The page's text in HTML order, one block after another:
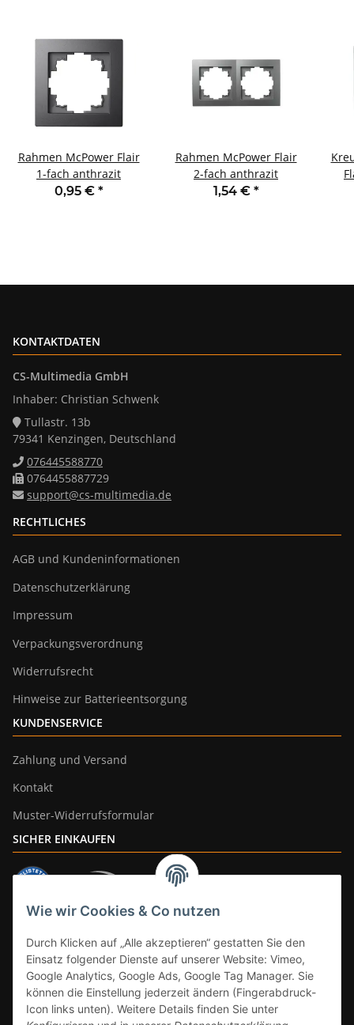
Wie wir Cookies & Co nutzen
Durch Klicken auf „Alle akzeptieren“ gestatten Sie den
Einsatz folgender Dienste auf unserer Website: Vimeo,
Google Analytics, Google Ads, Google Tag Manager. Sie
können die Einstellung jederzeit ändern (Fingerabdruck-
Icon links unten). Weitere Details finden Sie unter
Rahmen McPower Flair
1-fach anthrazit
0,95 € *
Rahmen McPower Flair
2-fach anthrazit
1,54 € *
KONTAKTDATEN
CS-Multimedia GmbH
Inhaber: Christian Schwenk
Tullastr. 13b
79341 Kenzingen, Deutschland
076445588770
0764455887729
support@cs-multimedia.de
RECHTLICHES
AGB und Kundeninformationen
Datenschutzerklärung
Impressum
Verpackungsverordnung
Widerrufsrecht
Hinweise zur Batterieentsorgung
KUNDENSERVICE
Zahlung und Versand
Kontakt
Muster-Widerrufsformular
SICHER EINKAUFEN